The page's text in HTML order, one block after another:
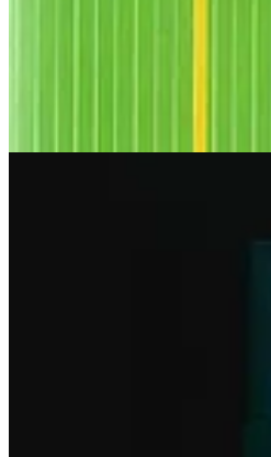
El futuro solamente se usa bien